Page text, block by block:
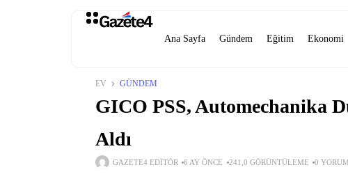
Ana Sayfa Gündem Eğitim Ekonomi
EV GÜNDEM
GICO PSS, Automechanika
Aldı
GAZETE4 EDITÖR 6 AY ÖNCE 241,0 GÖRÜNTÜLEME 0 YORUM